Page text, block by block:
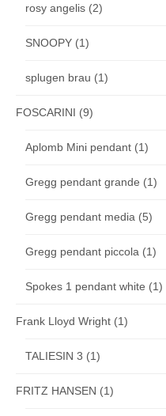
rosy angelis (2)
SNOOPY (1)
splugen brau (1)
FOSCARINI (9)
Aplomb Mini pendant (1)
Gregg pendant grande (1)
Gregg pendant media (5)
Gregg pendant piccola (1)
Spokes 1 pendant white (1)
Frank Lloyd Wright (1)
TALIESIN 3 (1)
FRITZ HANSEN (1)